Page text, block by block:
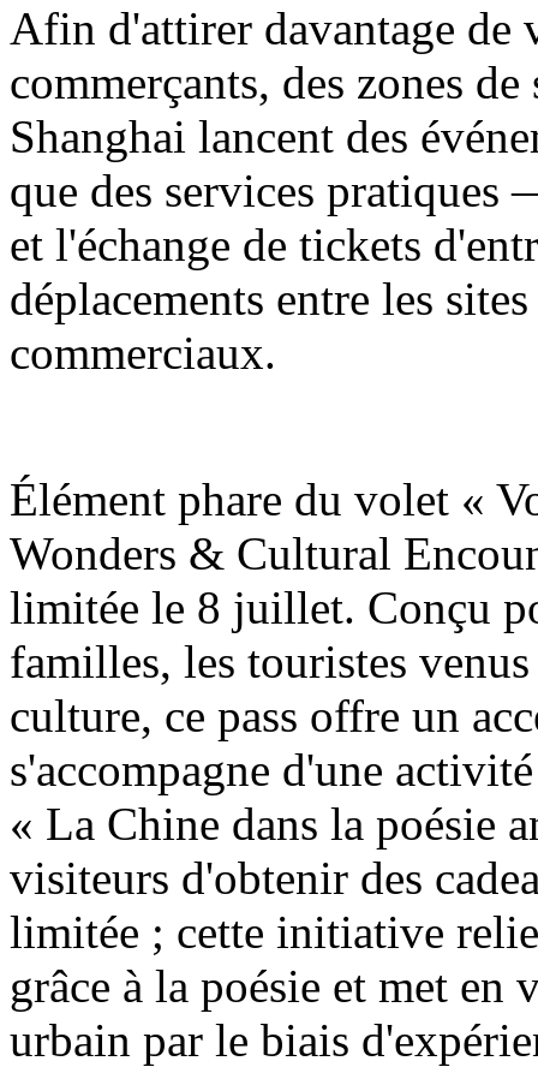
Afin d'attirer davantage de
commerçants, des zones
Shanghai lancent des
que des services pratiques
et l'échange de tickets
déplacements entre les
commerciaux.
Élément phare du volet «
Wonders & Cultural
limitée le 8 juillet. Conçu
familles, les touristes
culture, ce pass offre un
s'accompagne d'une
« La Chine dans la poésie
visiteurs d'obtenir des
limitée ; cette initiative
grâce à la poésie et met
urbain par le biais